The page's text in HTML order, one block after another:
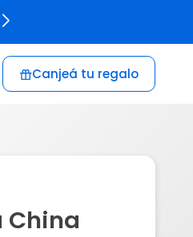
Canjeá tu regalo
China